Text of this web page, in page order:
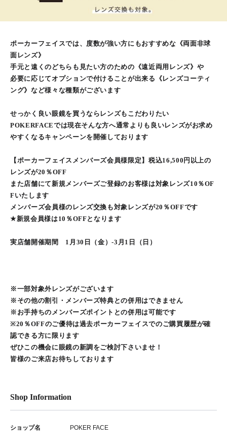
ポーカーフェイスでは、度数が強い方にもおすすめな《両面非球
面レンズ》
手元と遠くのどちらも見たい方のための《遠近両用レンズ》や
必要に応じてオプションで付けることが出来る《レンズコーティ
ング》など様々な種類がございます
せっかく良い眼鏡を買うならレンズもこだわりたい
POKERFACEでは現在そんな方へ通常よりも良いレンズがお求め
やすくなるキャンペーンを開催しております
【ポーカーフェイスメンバーズ会員様限定】税込16,500円以上の
レンズが20％OFF
また店舗にて新規メンバーズご登録のお客様は対象レンズ10％OF
Fいたします
メンバーズ会員様のレンズ交換も対象レンズが20％OFFです
★新規会員様は10％OFFとなります
実店舗開催期間 1月30日（金）-3月1日（日）
※一部対象外レンズがございます
※その他の割引・メンバーズ特典との併用はできません
※お手持ちのメンバーズポイントとの併用は可能です
※20％OFFのご優待は過去ポーカーフェイスでのご購買履歴が確
認できる方に限ります
ぜひこの機会に眼鏡の新調をご検討下さいませ！
皆様のご来店お待ちしております
Shop Information
ショップ名 POKER FACE